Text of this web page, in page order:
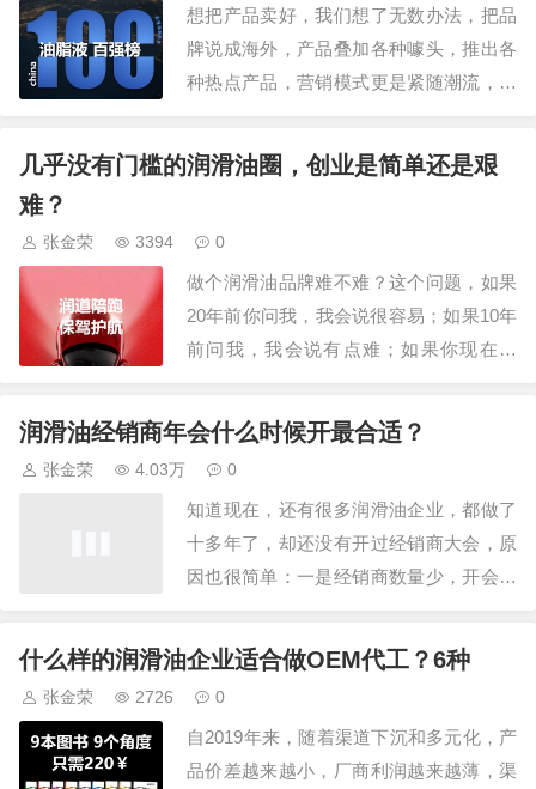
导者，首先要对员工展现出足够的信任。
信任他们…
想把产品卖好，我们想了无数办法，把品
牌说成海外，产品叠加各种噱头，推出各
种热点产品，营销模式更是紧随潮流，至
锁、联合、国潮等，更是层出不穷，但这
些都是术，不是道。卖好产品，其实就是
益是好处收获。润滑油企业客户无法两
种，一个是卖货…
几乎没有门槛的润滑油圈，创业是简单还是艰
难？
张金荣 3394 0
做个润滑油品牌难不难？这个问题，如果
20年前你问我，我会说很容易；如果10年
前问我，我会说有点难；如果你现在问
意，也是人世间最艰难的生意，说简单，
是养家糊口容易，说艰难，是做大规模做
成品牌很难很难，这种简单与艰难，构成
了润滑油圈最核心的悖论。1、“简单”的表
象：极低…
润滑油经销商年会什么时候开最合适？
张金荣 4.03万 0
知道现在，还有很多润滑油企业，都做了
十多年了，却还没有开过经销商大会，原
因也很简单：一是经销商数量少，开会没
内容，自己说些什么；三是觉得开会是个
亏本生意，要安排食宿、游乐，不划算。
这么想，其实是把大会误解了，经销商大
会需要开，而是非常需开。开会可以传递
精神，比如新…
什么样的润滑油企业适合做OEM代工？6种
张金荣 2726 0
自2019年来，随着渠道下沉和多元化，产
品价差越来越小，厂商利润越来越薄，渠